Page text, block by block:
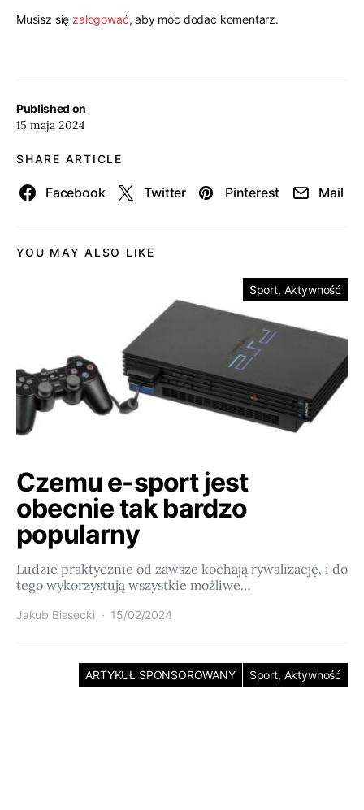
Published on
15 maja 2024
SHARE ARTICLE
Facebook Twitter Pinterest Mail
Musisz się zalogować, aby móc dodać komentarz.
YOU MAY ALSO LIKE
Sport, Aktywność
Czemu e-sport jest
obecnie tak bardzo
popularny
Ludzie praktycznie od zawsze kochają rywalizację, i do
tego wykorzystują wszystkie możliwe…
Jakub Biasecki 15/02/2024
ARTYKUŁ SPONSOROWANY Sport, Aktywność